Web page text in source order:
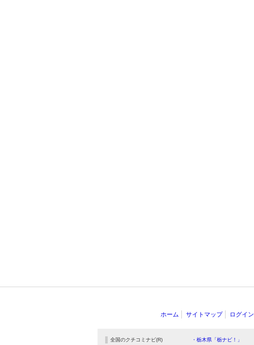
ホーム サイトマップ ログイン
全国のクチコミナビ(R) ・栃木県「栃ナビ！」